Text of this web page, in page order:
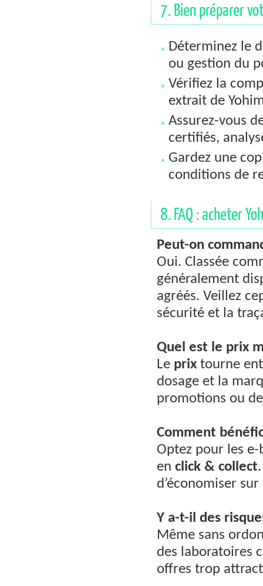
7. Bien préparer
Déterminez le
ou gestion du
Vérifiez la
extrait de
Assurez-vous
certifiés,
Gardez une
conditions de
8. FAQ : acheter
Peut-on
Oui. Classée
généralement
agréés. Veillez
sécurité et la
Quel est le prix
Le prix tourne
dosage et la
promotions ou
Comment
Optez pour les
en click & collect
d’économiser
Y a-t-il des
Même sans
des laboratoires
offres trop